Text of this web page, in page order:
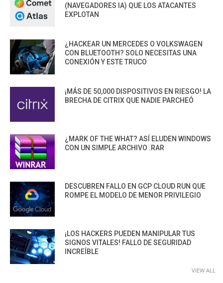
(NAVEGADORES IA) QUE LOS ATACANTES
EXPLOTAN
¿HACKEAR UN MERCEDES O VOLKSWAGEN
CON BLUETOOTH? SOLO NECESITAS UNA
CONEXIÓN Y ESTE TRUCO
¡MÁS DE 50,000 DISPOSITIVOS EN RIESGO! LA
BRECHA DE CITRIX QUE NADIE PARCHEÓ
¿MARK OF THE WHAT? ASÍ ELUDEN WINDOWS
CON UN SIMPLE ARCHIVO .RAR
DESCUBREN FALLO EN GCP CLOUD RUN QUE
ROMPE EL MODELO DE MENOR PRIVILEGIO
¡LOS HACKERS PUEDEN MANIPULAR TUS
SIGNOS VITALES! FALLO DE SEGURIDAD
INCREÍBLE
VIEW ALL